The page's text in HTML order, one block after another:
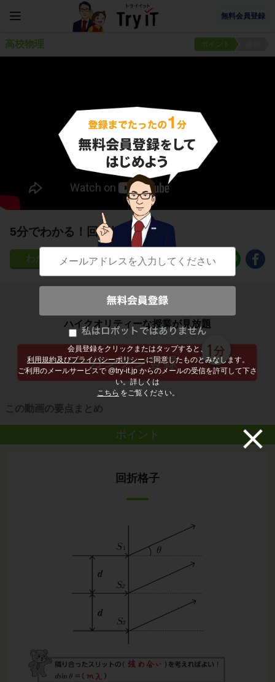
無料会員登録
会員登録をクリックまたはタップすると、
利用規約及びプライバシーポリシー に同意したものとみなします。
ご利用のメールサービスで @try-it.jp からのメールの受信を許可して下さ
い。詳しくは
こちら をご覧ください。
高校物理 ポイント
5分でわかる！回折格子
164
子どもの勉強から大人の学び直しまで
ハイクオリティーな授業が見放題
この動画の要点まとめ
ポイント
回折格子